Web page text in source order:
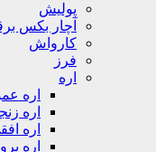
پولیش
آچار بکس
کارواش
فرز
اره
اره
اره
اره
اره